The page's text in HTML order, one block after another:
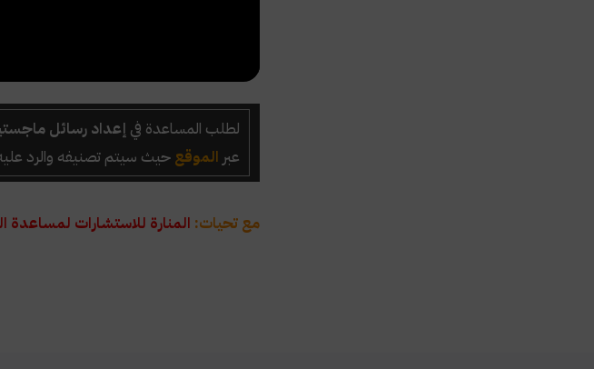
لطلب المساعدة في إعداد رسائل
عبر الموقع حيث سيتم تصنيفه والرد
مع تحيات: المنارة للاستشارات لمساعدة